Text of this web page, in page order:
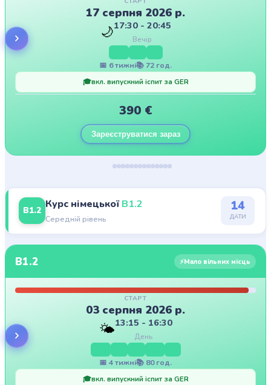
17 серпня 2026 р.
🌙17:30 - 20:45
Вечір
📅 6 тижні📚 72 год.
🎓вкл. випускний іспит за GER
390 €
Зареєструватися зараз
B1.2 Курс німецької B1.2
Середній рівень
14
ДАТИ
B1.2 ⚡Мало вільних місць
СТАРТ
03 серпня 2026 р.
🌤️13:15 - 16:30
День
📅 4 тижні📚 80 год.
🎓вкл. випускний іспит за GER